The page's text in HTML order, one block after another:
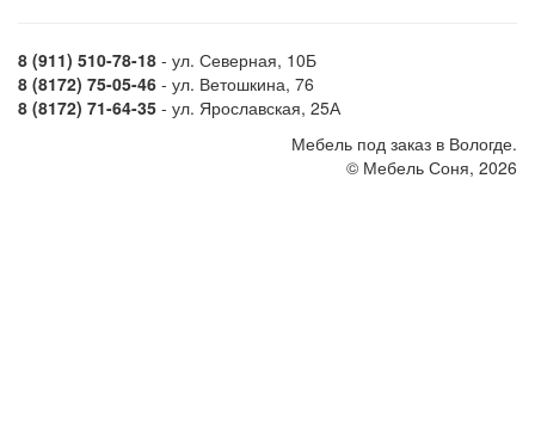
8 (911) 510-78-18 - ул. Северная, 10Б
8 (8172) 75-05-46 - ул. Ветошкина, 76
8 (8172) 71-64-35 - ул. Ярославская, 25А
Мебель под заказ в Вологде.
© Мебель Соня, 2026